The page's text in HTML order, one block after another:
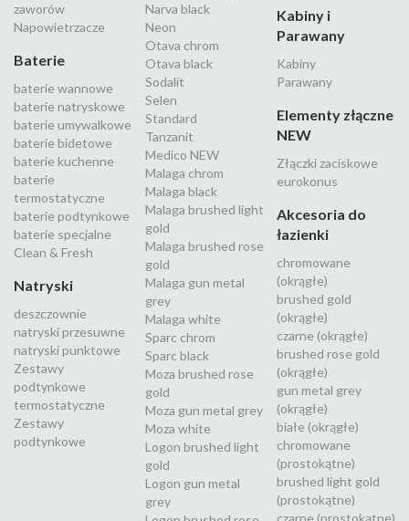
zaworów
Napowietrzacze
Baterie
baterie wannowe
baterie natryskowe
baterie umywalkowe
baterie bidetowe
baterie kuchenne
baterie
termostatyczne
baterie podtynkowe
baterie specjalne
Clean & Fresh
Natryski
deszczownie
natryski przesuwne
natryski punktowe
Zestawy
podtynkowe
termostatyczne
Zestawy
podtynkowe
Narva black
Neon
Otava chrom
Otava black
Sodalit
Selen
Standard
Tanzanit
Medico NEW
Malaga chrom
Malaga black
Malaga brushed light
gold
Malaga brushed rose
gold
Malaga gun metal
grey
Malaga white
Sparc chrom
Sparc black
Moza brushed rose
gold
Moza gun metal grey
Moza white
Logon brushed light
gold
Logon gun metal
grey
Kabiny i
Parawany
Kabiny
Parawany
Elementy złączne
NEW
Złączki zaciskowe
eurokonus
Akcesoria do
łazienki
chromowane
(okrągłe)
brushed gold
(okrągłe)
czarne (okrągłe)
brushed rose gold
(okrągłe)
gun metal grey
(okrągłe)
białe (okrągłe)
chromowane
(prostokątne)
brushed light gold
(prostokątne)